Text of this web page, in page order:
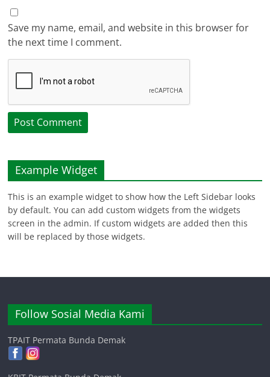
Save my name, email, and website in this browser for
the next time I comment.
Example Widget
This is an example widget to show how the Left Sidebar looks
by default. You can add custom widgets from the widgets
screen in the admin. If custom widgets are added then this
will be replaced by those widgets.
Follow Sosial Media Kami
TPAIT Permata Bunda Demak